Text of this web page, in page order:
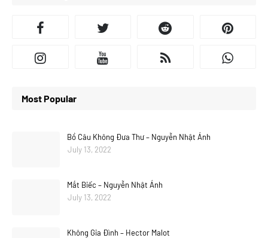
Most Popular
Bồ Câu Không Đưa Thư – Nguyễn Nhật Ánh
July 13, 2022
Mắt Biếc – Nguyễn Nhật Ánh
July 13, 2022
Không Gia Đình – Hector Malot